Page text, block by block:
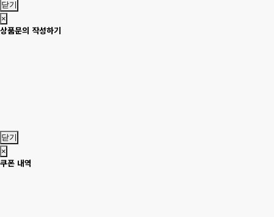
닫기
×
상품문의 작성하기
닫기
×
쿠폰 내역